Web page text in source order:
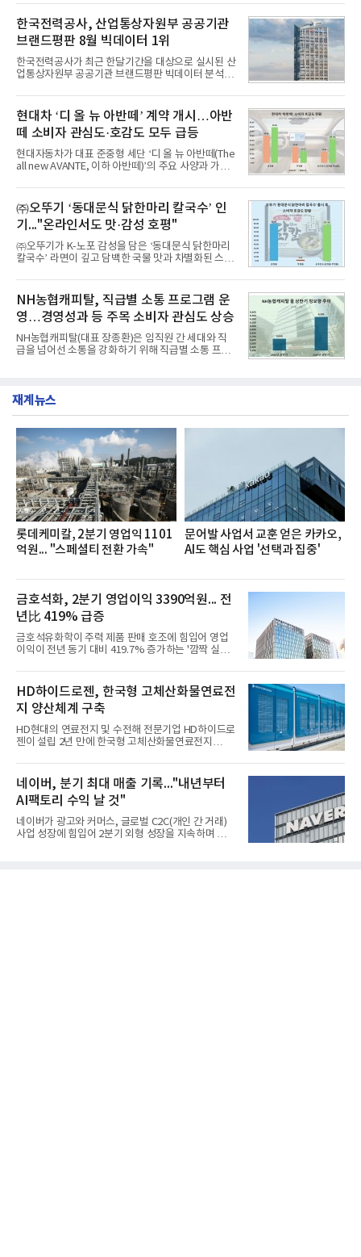
일 한국기업평판연구소(소장 구창환)는 국내 교육서
비스 상장기업 브랜드를 대상으로 지난 7월 7일부터
8월 7일까지 수집된 소비자 빅데이터 10,074,233건
을 분석한 결과, 메가스터디교육이 브랜드평판지수
1,710,926을 기록하며 8월 1위에 올랐다고 밝혔다.
분석에 활용된 빅데이터는 지난 7월(9,491,206건) 대
비 6.14% 증가한 수치로, 교육서비스 상장기업 브랜
디교육, 대교, 디지
한국전력공사, 산업통상자원부 공공기관
브랜드평판 8월 빅데이터 1위
한국전력공사가 최근 한달기간을 대상으로 실시된 산
업통상자원부 공공기관 브랜드평판 빅데이터 분석에
이 순으로 뒤를 이었다.7일 한국기업평판연구소(소장
구창환)는 산업통상자원부 공공기관 41개 브랜드를
대상으로 지난 7월 7일부터 8월 7일까지 수집된 소비
자 빅데이터 91,102,549건을 분석한 결과, 한국전력
공사가 브랜드평판지수 10,670,633을 기록하며 8월
1위에 올랐다고 밝혔다. 분석에 활용된 빅데이터는 지
난 7월(88,893,823건) 대비 2.48% 증가한 수치다.연
수력원자력, 한국석
현대차 ‘디 올 뉴 아반떼’ 계약 개시…아반
떼 소비자 관심도·호감도 모두 급등
현대자동차가 대표 준중형 세단 ‘디 올 뉴 아반떼(The
all new AVANTE, 이하 아반떼)’의 주요 사양과 가격
떼는 6년 만에 선보이는 8세대 완전변경 모델로, ▲정
교한 선과 면을 중심으로 완성한 파격적인 디자인 ▲
과거 중형 세단 수준으로 확대된 차체 제원 ▲글로벌
최고 수준의 안전성 ▲성능과 효율을 동시에 높인 주
행 완성도 ▲첨단 편의 및 디지털 사양 적용 등을 통해
글로벌 준중형 세단의 새로운 기준을 세웠다.아반떼
는 가솔린 2.0과 1.6 하이브리드 두 가지 파워트레인
넘
㈜오뚜기 ‘동대문식 닭한마리 칼국수’ 인
기..."온라인서도 맛·감성 호평"
㈜오뚜기가 K-노포 감성을 담은 ‘동대문식 닭한마리
칼국수’ 라면이 깊고 담백한 국물 맛과 차별화된 스토
혔다.‘동대문식 닭한마리 칼국수’는 예상을 뛰어넘는
소비자 호응에 힘입어 지난 7월 13일 첫 선을 보인 지
단 18일 만에 누적 판매량 50만 개를 돌파하는 성과를
거두었다.이번 신제품은 개발진이 전국의 닭한마리
전문점을 직접 찾아 다니며 최적의 육수 비율을 완성
했다. 자극적이지 않으면서도 깊은 닭육수에 마늘의
개운한 풍미를 더했으며, 국물이 잘 배어들면서도 쫄
서도
NH농협캐피탈, 직급별 소통 프로그램 운
영…경영성과 등 주목 소비자 관심도 상승
NH농협캐피탈(대표 장종환)은 임직원 간 세대와 직
급을 넘어선 소통을 강화하기 위해 직급별 소통 프로
영지원부 홍보팀과 2026년 새로이(e)＊가 공동 주관
쳐 진행됐다.참고로 새로이(e)는 NH농협캐피탈 MZ
세대들로(과장~계장) 구성된 자율 참여조직으로, 조
직문화 혁신과 업무 효율성 향상을 위한 다양한 활동
을 추진하며,새로운 변화와 이로운 영향력을 조직전
반에 전파하는 역할
재계뉴스
롯데케미칼, 2분기 영업익 1101
억원... "스페셜티 전환 가속"
문어발 사업서 교훈 얻은 카카오,
AI도 핵심 사업 '선택과 집중'
금호석화, 2분기 영업이익 3390억원... 전
년比 419% 급증
금호석유화학이 주력 제품 판매 호조에 힘입어 영업
이익이 전년 동기 대비 419.7% 증가하는 '깜짝 실
업이익이 3390억원으로 지난해 동기보다 419.7% 증
가한 것으로 잠정 집계됐다고 7일 공시했다.매출은 2
조2682억원으로 지난해 동기 대비 27.9% 증가했다.
순이익은 3004억원으로 420.4% 늘었다.이번 호실적
은 주력 제품인 NB라텍스와 합성수지 판매 호조가 견
인한 것으로 풀이된다. 미국의 중국산 의료용 고무장
갑 관세 인상 이후 동남아 장갑업체의 가동률이 높아
성이 개선됐다.금호석유
HD하이드로젠, 한국형 고체산화물연료전
지 양산체계 구축
HD현대의 연료전지 및 수전해 전문기업 HD하이드로
젠이 설립 2년 만에 한국형 고체산화물연료전지
본격적인 시장 공략에 나선다.HD하이드로젠은 최근
한국전기안전공사(KESCO)로부터 SOFC 발전설비
‘HD250’과 ‘HD300’, 제조시설에 대한 사용전검사를
완료하고 제품 양산체계 구축했다고 밝혔다.HD250
과 HD300은 각각 249kW급과 285kW급의 중소형 발
전용 SOFC 제품이다. 이번 검사를 통해 HD하이드로
젠은 제품과 제조시설의 전기설비 안전성과 적합성을
네이버, 분기 최대 매출 기록..."내년부터
AI팩토리 수익 날 것"
네이버가 광고와 커머스, 글로벌 C2C(개인 간 거래)
사업 성장에 힘입어 2분기 외형 성장을 지속하며 역대